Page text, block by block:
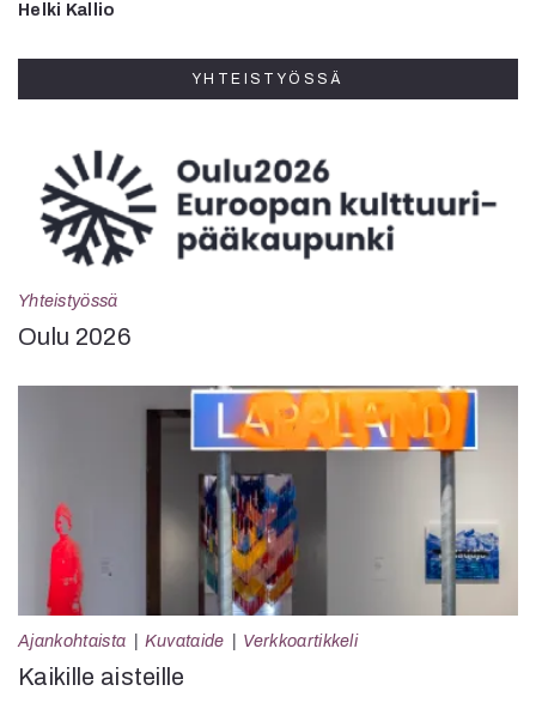
Helki Kallio
YHTEISTYÖSSÄ
Yhteistyössä
Oulu 2026
Ajankohtaista Kuvataide Verkkoartikkeli
Kaikille aisteille